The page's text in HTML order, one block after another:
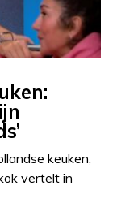
keuken,
vertelt in